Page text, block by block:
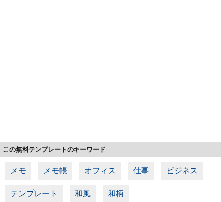
この無料テンプレートのキーワード
メモ メモ帳 オフィス 仕事 ビジネス
テンプレート 和風 和柄